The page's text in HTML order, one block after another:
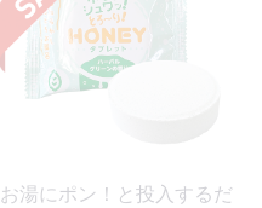
お湯にポン！と投入するだ